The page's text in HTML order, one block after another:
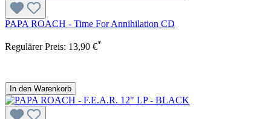
PAPA ROACH - Time For Annihilation CD
Regulärer Preis: 13,90 €*
In den Warenkorb